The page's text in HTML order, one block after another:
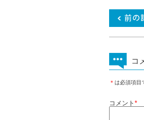
コ
＊ は必須項目
コメント *